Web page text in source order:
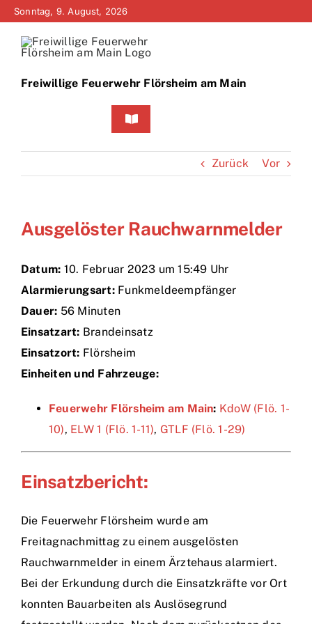
Zum
springen
Sonntag, 9. August, 2026
Freiwillige Feuerwehr Flörsheim am Main
Toggle
Home
Bürgerinfo
Über uns
Technik
Zurück Vor
Ausgelöster Rauchwarnmelder
Datum: 10. Februar 2023 um 15:49 Uhr
Alarmierungsart:Funkmeldeempfänger
Dauer: 56 Minuten
Einsatzart: Brandeinsatz
Einsatzort: Flörsheim
Einheiten und Fahrzeuge:
Feuerwehr Flörsheim am Main: KdoW (Flö. 1-
10), ELW 1 (Flö. 1-11), GTLF (Flö. 1-29)
Einsatzbericht:
Die Feuerwehr Flörsheim wurde am
Freitagnachmittag zu einem ausgelösten
Rauchwarnmelder in einem Ärztehaus alarmiert.
Bei der Erkundung durch die Einsatzkräfte vor Ort
konnten Bauarbeiten als Auslösegrund